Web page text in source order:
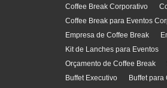
Coffee Break Corporativo
Coffee Break para Eventos
Empresa de Coffee Break
Kit de Lanches para Eventos
Orçamento de Coffee Break
Buffet Executivo
Buffet para